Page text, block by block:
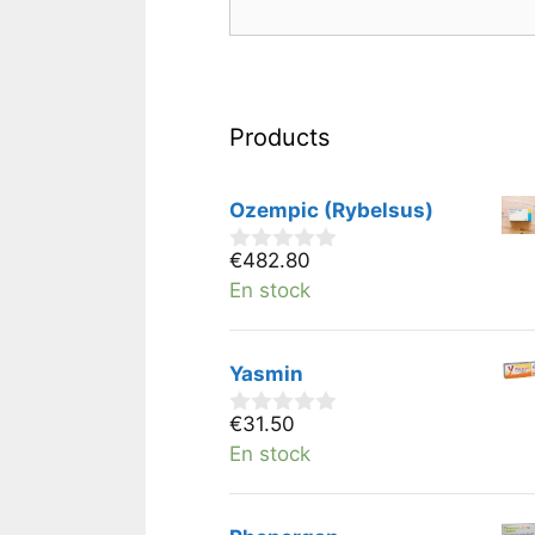
Products
Ozempic (Rybelsus)
0
v
n
€482.80
En stock
Yasmin
0
v
n
€31.50
En stock